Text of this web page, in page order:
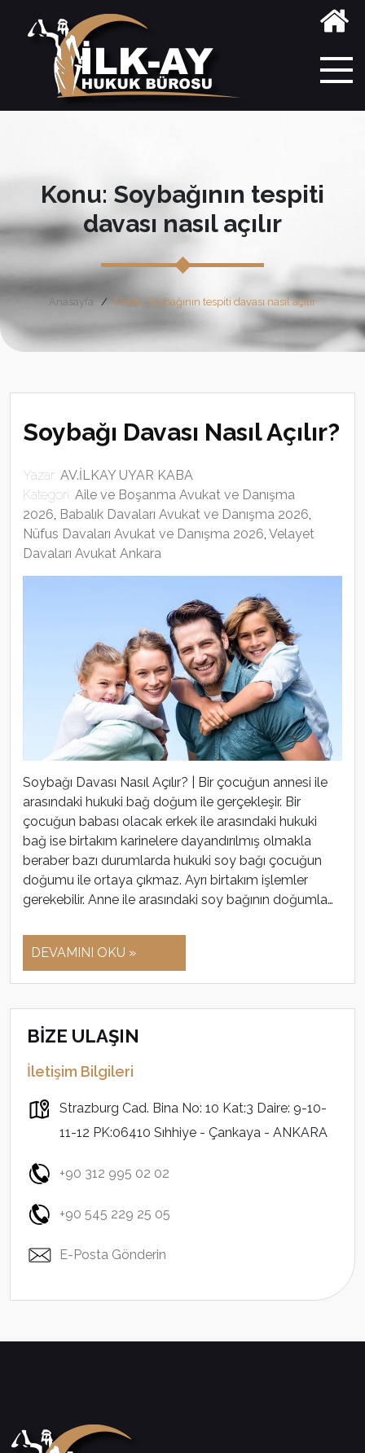
Konu: Soybağının tespiti
davası nasıl açılır
Anasayfa Etiket: Soybağının tespiti davası nasıl açılır
Soybağı Davası Nasıl Açılır?
Yazar: AV.İLKAY UYAR KABA
Kategori: Aile ve Boşanma Avukat ve Danışma
2026, Babalık Davaları Avukat ve Danışma 2026,
Nüfus Davaları Avukat ve Danışma 2026, Velayet
Davaları Avukat Ankara
Soybağı Davası Nasıl Açılır? | Bir çocuğun annesi ile
arasındaki hukuki bağ doğum ile gerçekleşir. Bir
çocuğun babası olacak erkek ile arasındaki hukuki
bağ ise birtakım karinelere dayandırılmış olmakla
beraber bazı durumlarda hukuki soy bağı çocuğun
doğumu ile ortaya çıkmaz. Ayrı birtakım işlemler
gerekebilir. Anne ile arasındaki soy bağının doğumla…
DEVAMINI OKU »
BİZE ULAŞIN
İletişim Bilgileri
Strazburg Cad. Bina No: 10 Kat:3 Daire: 9-10-
11-12 PK:06410 Sıhhiye - Çankaya - ANKARA
+90 312 995 02 02
+90 545 229 25 05
E-Posta Gönderin